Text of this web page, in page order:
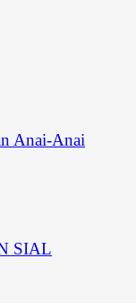
Anai-Anai
SIAL